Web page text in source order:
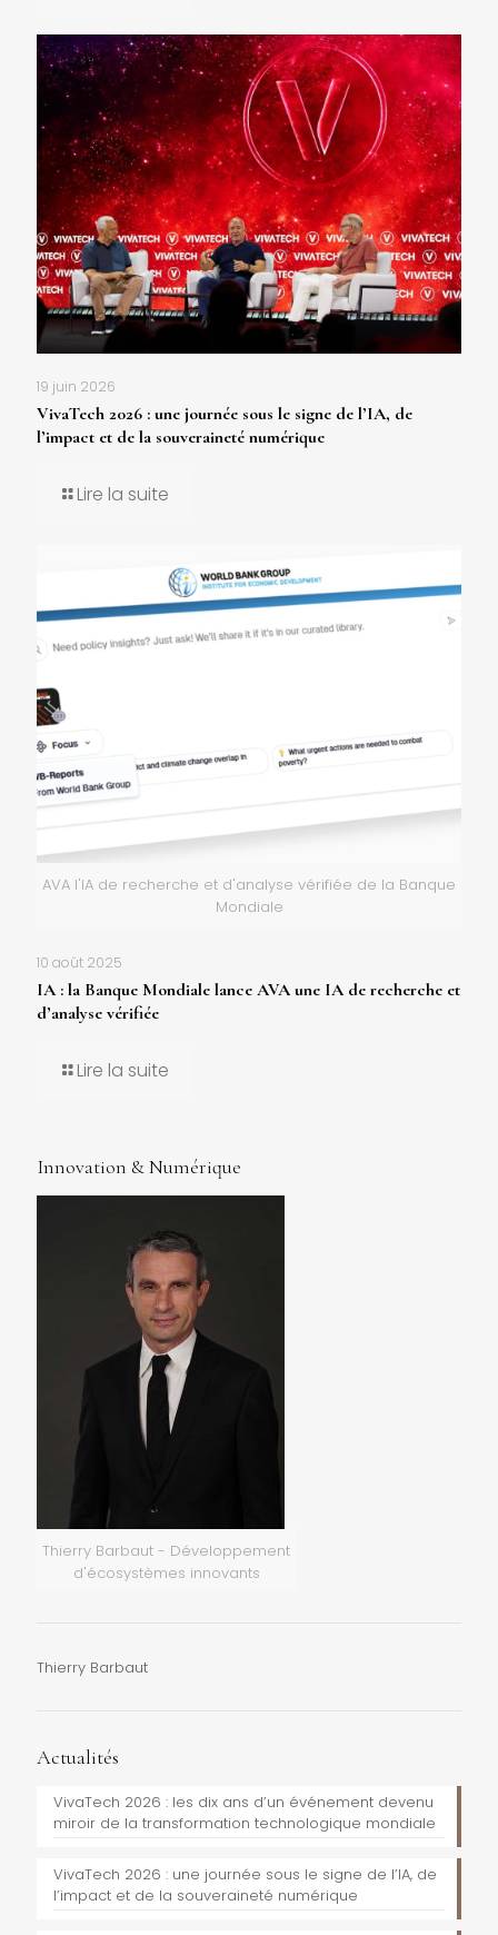
19 juin 2026
VivaTech 2026 : une journée sous le signe de l’IA, de
l’impact et de la souveraineté numérique
Lire la suite
AVA l'IA de recherche et d'analyse vérifiée de la Banque
Mondiale
10 août 2025
IA : la Banque Mondiale lance AVA une IA de recherche et
d’analyse vérifiée
Lire la suite
Innovation & Numérique
Thierry Barbaut - Développement
d'écosystèmes innovants
Thierry Barbaut
Actualités
VivaTech 2026 : les dix ans d’un événement devenu
miroir de la transformation technologique mondiale
VivaTech 2026 : une journée sous le signe de l’IA, de
l’impact et de la souveraineté numérique